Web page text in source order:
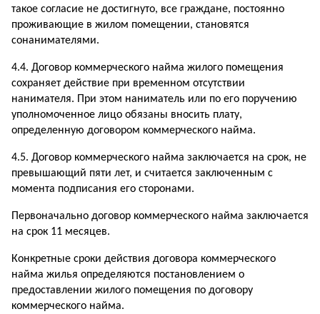
такое согласие не достигнуто, все граждане, постоянно
проживающие в жилом помещении, становятся
сонанимателями.
4.4. Договор коммерческого найма жилого помещения
сохраняет действие при временном отсутствии
нанимателя. При этом наниматель или по его поручению
уполномоченное лицо обязаны вносить плату,
определенную договором коммерческого найма.
4.5. Договор коммерческого найма заключается на срок, не
превышающий пяти лет, и считается заключенным с
момента подписания его сторонами.
Первоначально договор коммерческого найма заключается
на срок 11 месяцев.
Конкретные сроки действия договора коммерческого
найма жилья определяются постановлением о
предоставлении жилого помещения по договору
коммерческого найма.